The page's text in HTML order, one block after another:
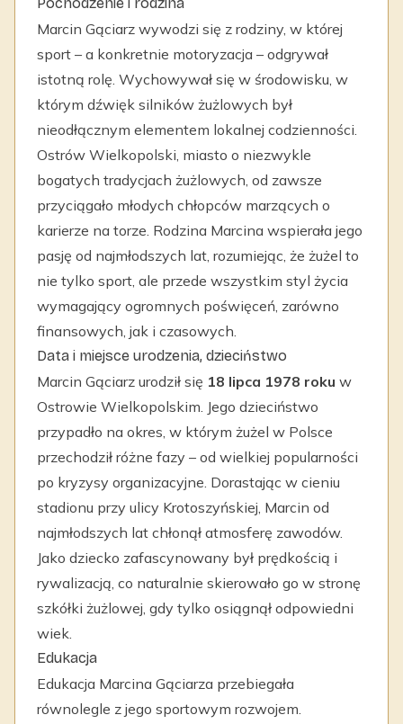
Marcin Gąciarz wywodzi się z rodziny, w której
sport – a konkretnie motoryzacja – odgrywał
istotną rolę. Wychowywał się w środowisku, w
którym dźwięk silników żużlowych był
nieodłącznym elementem lokalnej codzienności.
Ostrów Wielkopolski, miasto o niezwykle
bogatych tradycjach żużlowych, od zawsze
przyciągało młodych chłopców marzących o
karierze na torze. Rodzina Marcina wspierała jego
pasję od najmłodszych lat, rozumiejąc, że żużel to
nie tylko sport, ale przede wszystkim styl życia
wymagający ogromnych poświęceń, zarówno
finansowych, jak i czasowych.
Data i miejsce urodzenia, dzieciństwo
Marcin Gąciarz urodził się 18 lipca 1978 roku w
Ostrowie Wielkopolskim. Jego dzieciństwo
przypadło na okres, w którym żużel w Polsce
przechodził różne fazy – od wielkiej popularności
po kryzysy organizacyjne. Dorastając w cieniu
stadionu przy ulicy Krotoszyńskiej, Marcin od
najmłodszych lat chłonął atmosferę zawodów.
Jako dziecko zafascynowany był prędkością i
rywalizacją, co naturalnie skierowało go w stronę
szkółki żużlowej, gdy tylko osiągnął odpowiedni
wiek.
Edukacja
Edukacja Marcina Gąciarza przebiegała
równolegle z jego sportowym rozwojem.